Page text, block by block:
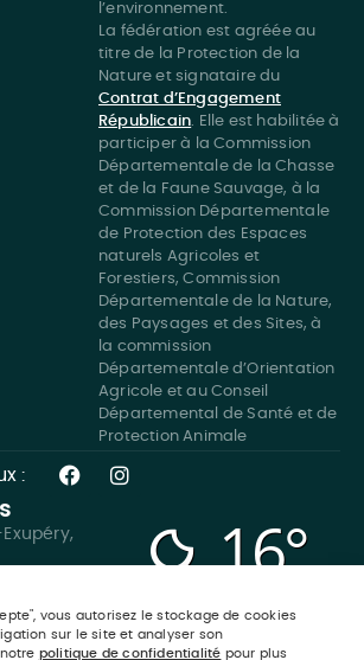
vous autorisez le stockage de cookies
sur le site et analyser son
politique de confidentialité pour plus
l’environnement.
La fédération est agréée au
titre de la Protection de la
Nature et signataire du
Contrat d’Engagement
Républicain. Elle est habilitée à
participer à la Commission
Départementale de la Chasse
et de la Faune Sauvage, à la
Commission Départementale
de Protection des Espaces
naturels Agricoles et
Forestiers, Commission
Départementale de la Nature,
des Paysages et des Sites, à
la commission
Départementale d’Orientation
Agricole et au Conseil
Départemental de Santé et de
Protection Animale
:
16°
alentours